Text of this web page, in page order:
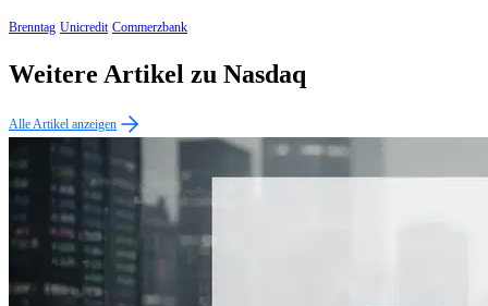
Brenntag Unicredit Commerzbank
Weitere Artikel zu Nasdaq
Alle Artikel anzeigen